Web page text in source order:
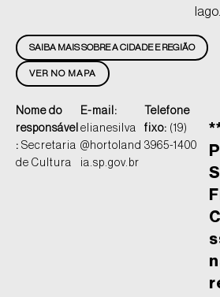
lago.
VER NO MAPA
SAIBA MAIS SOBRE A CIDADE E REGIÃO
Nome do
responsável
: Secretaria
de Cultura
E-mail:
elianesilva
@hortoland
ia.sp.gov.br
Telefone
fixo: (19)
3965-1400